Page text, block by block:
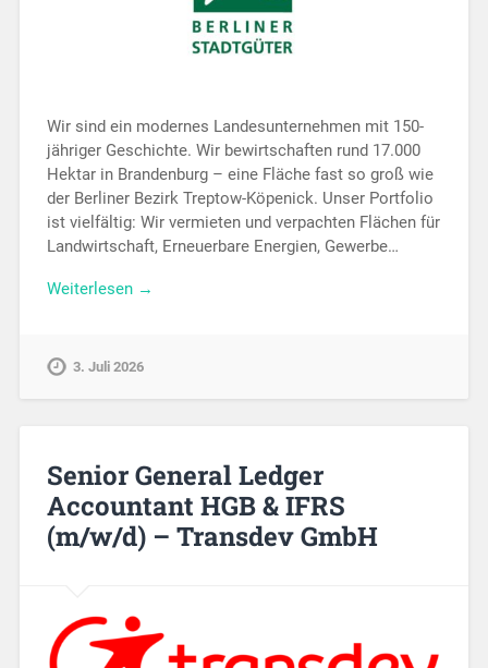
Wir sind ein modernes Landesunternehmen mit 150-
jähriger Geschichte. Wir bewirtschaften rund 17.000
Hektar in Brandenburg – eine Fläche fast so groß wie
der Berliner Bezirk Treptow-Köpenick. Unser Portfolio
ist vielfältig: Wir vermieten und verpachten Flächen für
Landwirtschaft, Erneuerbare Energien, Gewerbe…
Weiterlesen →
3. Juli 2026
Senior General Ledger
Accountant HGB & IFRS
(m/w/d) – Transdev GmbH